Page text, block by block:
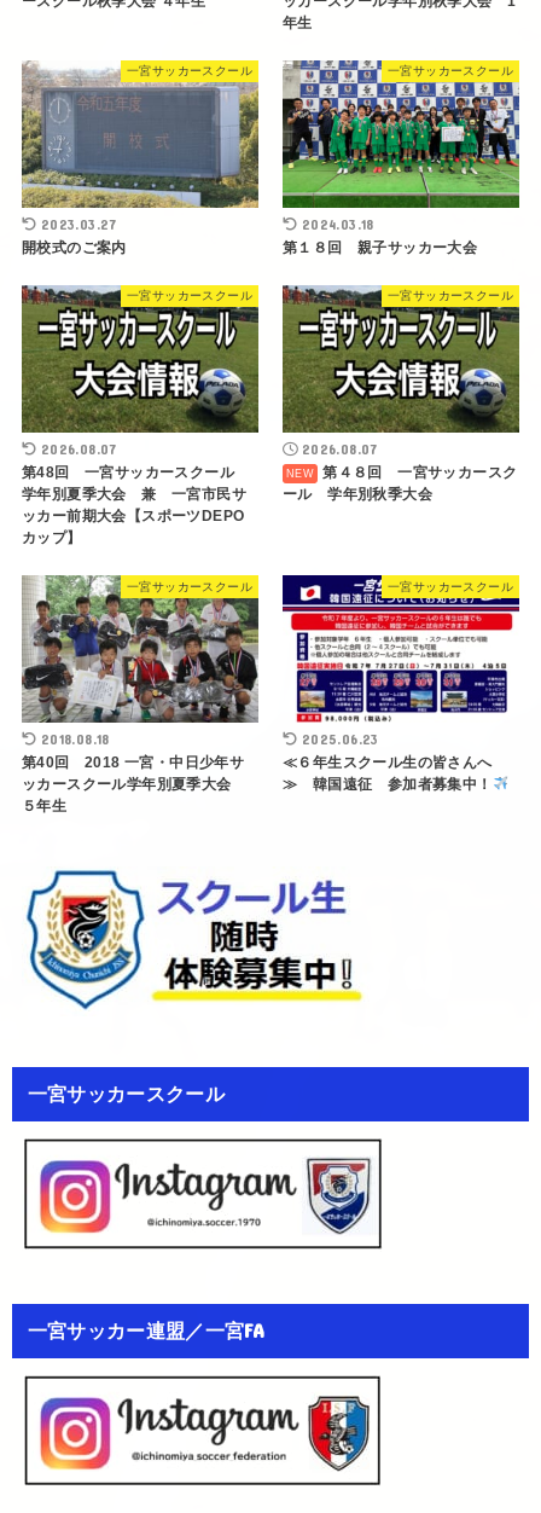
年生
一宮サッカースクール
2023.03.27
開校式のご案内
一宮サッカースクール
2024.03.18
第１８回 親子サッカー大会
一宮サッカースクール
2026.08.07
第48回 一宮サッカースクール
学年別夏季大会 兼 一宮市民サ
ッカー前期大会【スポーツDEPO
カップ】
一宮サッカースクール
2026.08.07
第４８回 一宮サッカースク
ール 学年別秋季大会
一宮サッカースクール
2018.08.18
第40回 2018 一宮・中日少年サ
ッカースクール学年別夏季大会
５年生
一宮サッカースクール
2025.06.23
≪６年生スクール生の皆さんへ
≫ 韓国遠征 参加者募集中！
一宮サッカースクール
一宮サッカー連盟／一宮FA